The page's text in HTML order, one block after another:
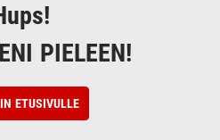
PIELEEN!
ETUSIVULLE